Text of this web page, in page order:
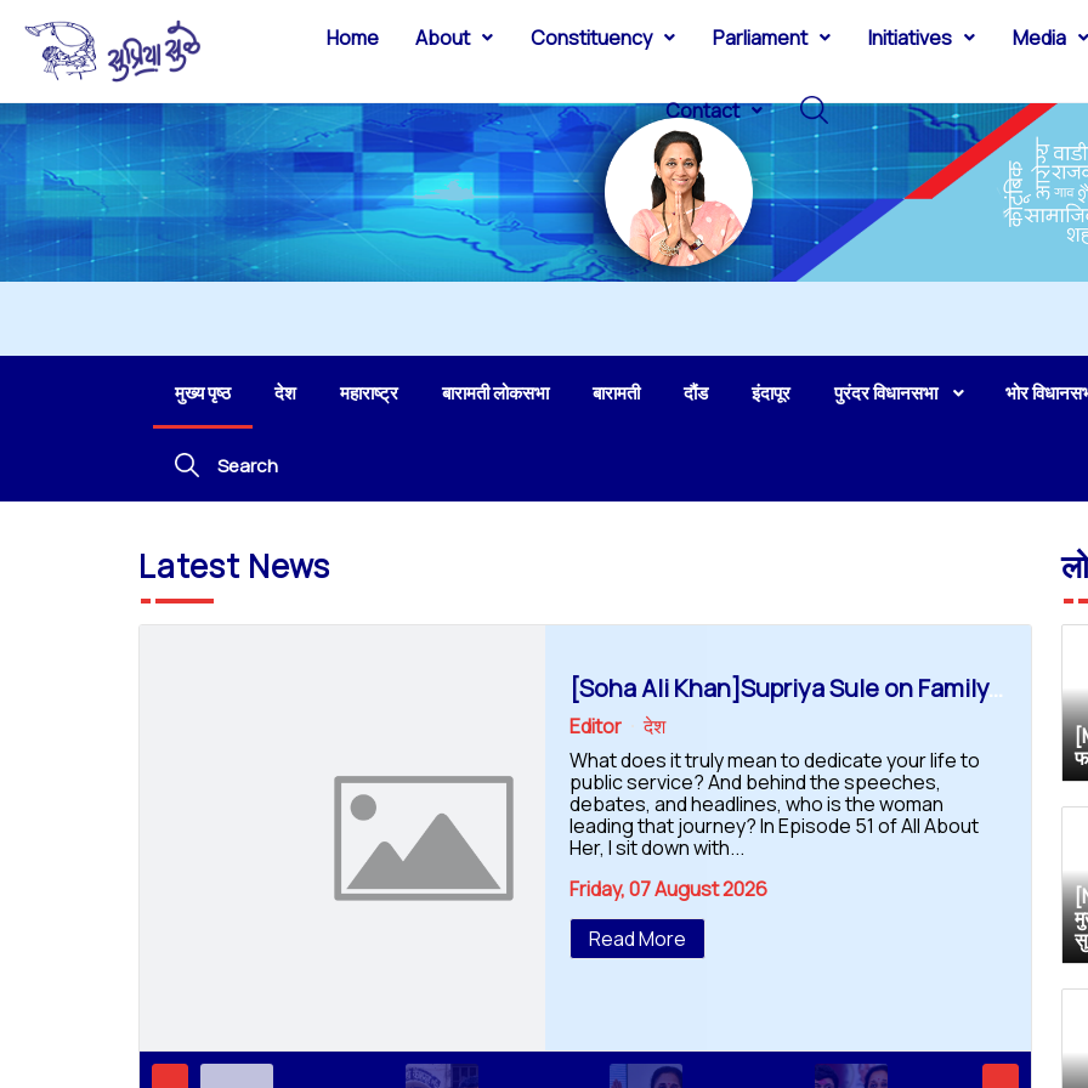
Home About Constituency Parliament Initiatives Media
Contact
मुख्य पृष्ठ देश महाराष्ट्र बारामती लोकसभा बारामती दौंड इंदापूर पुरंदर विधानसभा भोर
Search
Latest News
[Soha Ali Khan]Supriya Sule on Family, Power & Politics | Soha Ali Khan | Supriya Sule | All About Her
Editor
देश
What does it truly mean to dedicate your life to
public service? And behind the speeches,
debates, and headlines, who is the woman
leading that journey? In Episode 51 of All About
Her, I sit down with...
Friday, 07 August 2026
Read More